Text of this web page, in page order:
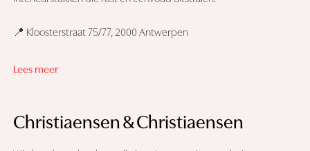
📍 Kloosterstraat 75/77, 2000 Antwerpen
Lees meer
Christiaensen & Christiaensen